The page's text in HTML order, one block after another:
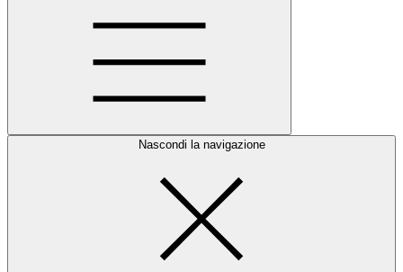
Nascondi la navigazione